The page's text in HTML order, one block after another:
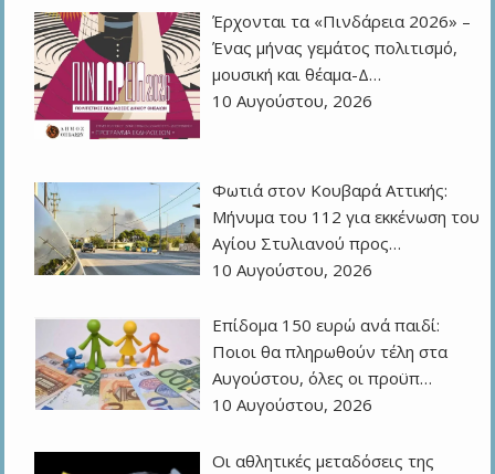
Έρχονται τα «Πινδάρεια 2026» –
Ένας μήνας γεμάτος πολιτισμό,
μουσική και θέαμα-Δ…
10 Αυγούστου, 2026
Φωτιά στον Κουβαρά Αττικής:
Μήνυμα του 112 για εκκένωση του
Αγίου Στυλιανού προς…
10 Αυγούστου, 2026
Επίδομα 150 ευρώ ανά παιδί:
Ποιοι θα πληρωθούν τέλη στα
Αυγούστου, όλες οι προϋπ…
10 Αυγούστου, 2026
Οι αθλητικές μεταδόσεις της